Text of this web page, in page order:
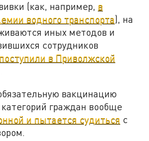
(как, например, в
водного транспорта), на
иных методов и
сотрудников
поступили в Приволжской
вакцинацию
граждан вообще
и пытается судиться с